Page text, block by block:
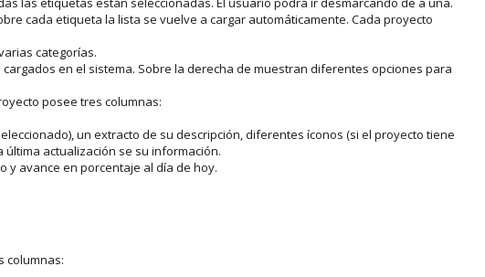
cada etiqueta la lista se vuelve a cargar automáticamente. Cada proyecto
categorías.
en el sistema. Sobre la derecha de muestran diferentes opciones para
posee tres columnas:
un extracto de su descripción, diferentes íconos (si el proyecto tiene
actualización se su información.
y avance en porcentaje al día de hoy.
columnas: